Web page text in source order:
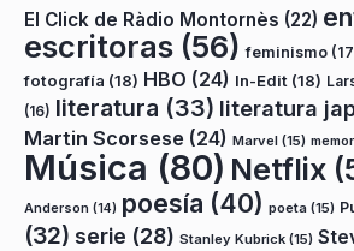
El Click de Ràdio Montornès (22)
escritoras (56) feminismo
fotografía (18) HBO (24) In-Edit (18)
(16) literatura (33) literatura
Martin Scorsese (24) Marvel (15)
Música (80) Netflix
Anderson (14) poesía (40) poeta (15)
(32) serie (28) Stanley Kubrick (15)